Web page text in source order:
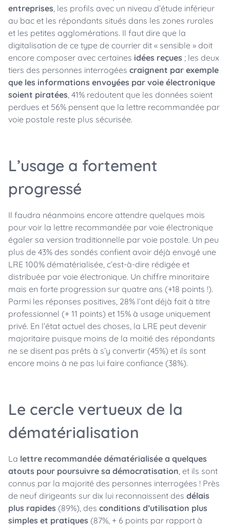
entreprises, les profils avec un niveau d’étude inférieur
au bac et les répondants situés dans les zones rurales
et les petites agglomérations. Il faut dire que la
digitalisation de ce type de courrier dit « sensible » doit
encore composer avec certaines idées reçues ; les deux
tiers des personnes interrogées craignent par exemple
que les informations envoyées par voie électronique
soient piratées, 41% redoutent que les données soient
perdues et 56% pensent que la lettre recommandée par
voie postale reste plus sécurisée.
L’usage a fortement
progressé
Il faudra néanmoins encore attendre quelques mois
pour voir la lettre recommandée par voie électronique
égaler sa version traditionnelle par voie postale. Un peu
plus de 43% des sondés confient avoir déjà envoyé une
LRE 100% dématérialisée, c’est-à-dire rédigée et
distribuée par voie électronique. Un chiffre minoritaire
mais en forte progression sur quatre ans (+18 points !).
Parmi les réponses positives, 28% l’ont déjà fait à titre
professionnel (+ 11 points) et 15% à usage uniquement
privé. En l’état actuel des choses, la LRE peut devenir
majoritaire puisque moins de la moitié des répondants
ne se disent pas prêts à s’y convertir (45%) et ils sont
encore moins à ne pas lui faire confiance (38%).
Le cercle vertueux de la
dématérialisation
La lettre recommandée dématérialisée a quelques
atouts pour poursuivre sa démocratisation, et ils sont
connus par la majorité des personnes interrogées ! Près
de neuf dirigeants sur dix lui reconnaissent des délais
plus rapides (89%), des conditions d’utilisation plus
simples et pratiques (87%, + 6 points par rapport à